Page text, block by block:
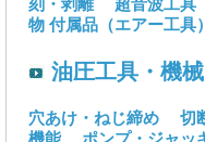
物 付属品（エアー工具）
油圧工具・機械
穴あけ・ねじ締め 切
機能
ポンプ・ジャッ